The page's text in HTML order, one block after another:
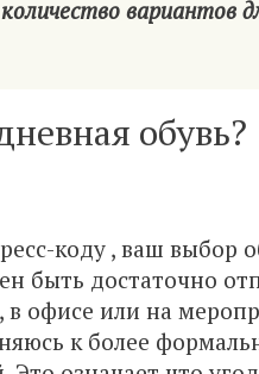
вариантов
обувь?
коду , ваш выбор
быть достаточно
офисе или на
к более